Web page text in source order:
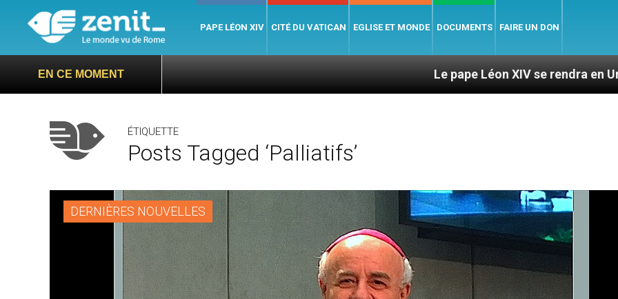
PAPE LÉON XIV CITÉ DU VATICAN EGLISE ET MONDE DOCUMENTS FAIRE UN DON
EN CE MOMENT Le pape Léon XIV se rendra en Uruguay, en
ÉTIQUETTE
Posts Tagged ‘palliatifs’
DERNIÈRES NOUVELLES